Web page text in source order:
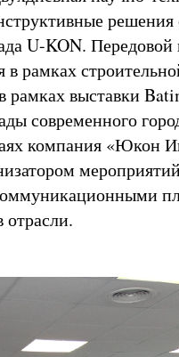
решения
U-KON.
в рамках
рамках выставки
современного
компания «Юкон
отрасли.